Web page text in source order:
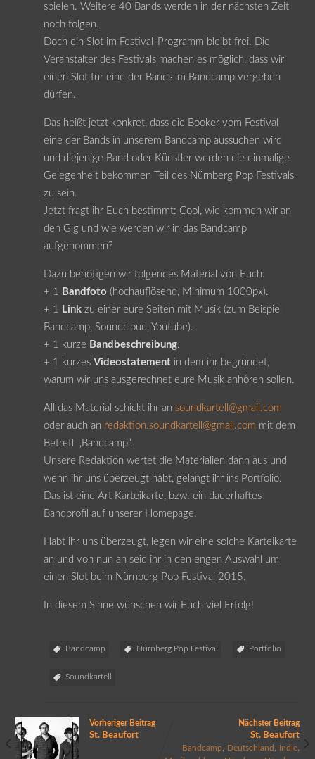
spielen. Weitere 40 Bands werden in der nächsten Zeit
noch folgen.
Doch ein Slot im Festival-Programm bleibt frei. Die
Veranstalter des Festivals machen es möglich, dass wir
einen Slot für eine der Bands im Bandcamp vergeben
dürfen.
Das heißt jetzt konkret, dass die Booker vom Festival
eine der Bands in unserem Bandcamp aussuchen wird
und diejenige Band oder Künstler werden die einmalige
Gelegenheit bekommen Teil des Nürnberg Pop Festivals
zu sein.
Jetzt fragt ihr Euch bestimmt: Cool, wie kommen wir an
den Gig und wie werden wir in das Bandcamp
aufgenommen?
Dazu benötigen wir folgendes Material von Euch:
+ 1
Bandfoto (hochauflösend, Minimum 1000px).
+ 1
Linkzu einer eure Seiten mit Musik (zum Beispiel
Bandcamp, Soundcloud, Youtube).
+ 1 kurze Bandbeschreibung.
+ 1 kurzes Videostatementin dem ihr begründet,
warum wir uns ausgerechnet eure Musik anhören sollen.
All das Material schickt ihr an soundkartell@gmail.com
oder auch an redaktion.soundkartell@gmail.com mit dem
Betreff „Bandcamp“.
Unsere Redaktion wertet die Materialien dann aus und
wenn ihr uns überzeugt habt, gelangt ihr ins Portfolio.
Das ist eine Art Karteikarte, bzw. ein dauerhaftes
Bandprofil auf unserer Homepage.
Habt ihr uns überzeugt, legen wir eine solche Karteikarte
an und von nun an seid ihr in den engen Auswahl um
einen Slot beim Nürnberg Pop Festival 2015.
In diesem Sinne wünschen wir Euch viel Erfolg!
Bandcamp Nürnberg Pop Festival Portfolio
Soundkartell
Vorheriger Beitrag
St. Beaufort
Nächster Beitrag
St. Beaufort
Bandcamp Deutschland Indie